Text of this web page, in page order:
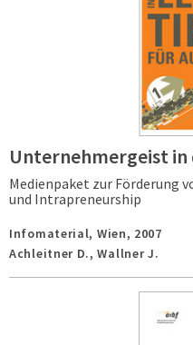
Unternehmergeist in
Medienpaket zur Förderung
und Intrapreneurship
Infomaterial, Wien, 2007
Achleitner D., Wallner J.